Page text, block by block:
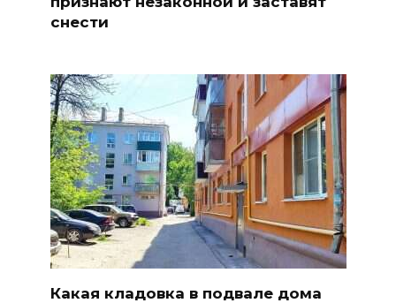
снести
Какая кладовка в подвале дома